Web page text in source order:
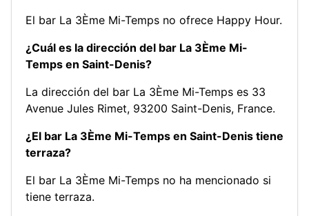
El bar La 3Ème Mi-Temps no ofrece Happy Hour.
¿Cuál es la dirección del bar La 3Ème Mi-
Temps en Saint-Denis?
La dirección del bar La 3Ème Mi-Temps es 33
Avenue Jules Rimet, 93200 Saint-Denis, France.
¿El bar La 3Ème Mi-Temps en Saint-Denis tiene
terraza?
El bar La 3Ème Mi-Temps no ha mencionado si
tiene terraza.